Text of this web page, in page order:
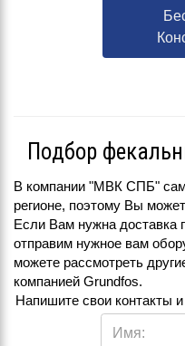
Подбор
В компании "МВК СПБ"
регионе, поэтому Вы
Если Вам нужна доставка
отправим нужное вам
можете рассмотреть
компанией Grundfos.
Напишите свои контакты
Имя: